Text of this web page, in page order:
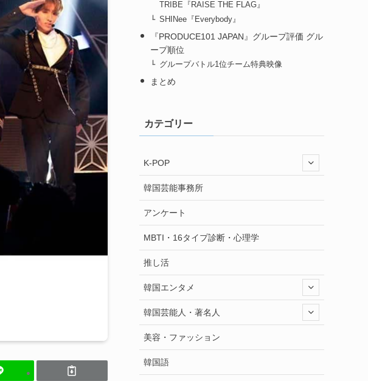
TRIBE『RAISE THE FLAG』
SHINee『Everybody』
『PRODUCE101 JAPAN』グループ評価 グル
ープ順位
グループバトル1位チーム特典映像
まとめ
カテゴリー
K-POP
韓国芸能事務所
アンケート
MBTI・16タイプ診断・心理学
推し活
韓国エンタメ
韓国芸能人・著名人
美容・ファッション
韓国語